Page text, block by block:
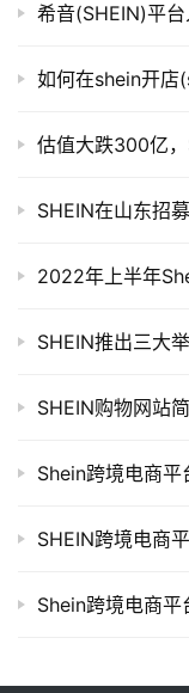
希音(SHEIN)平
如何在shein开店
估值大跌300亿
SHEIN在山东招
2022年上半年
SHEIN推出三大
SHEIN购物网站
Shein跨境电商平
SHEIN跨境电商
Shein跨境电商